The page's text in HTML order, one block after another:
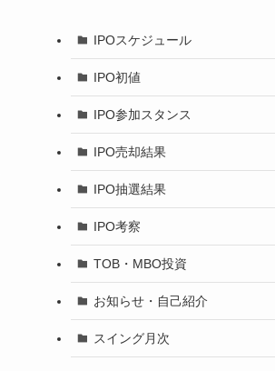
IPOスケジュール
IPO初値
IPO参加スタンス
IPO売却結果
IPO抽選結果
IPO考察
TOB・MBO投資
お知らせ・自己紹介
スイング月次